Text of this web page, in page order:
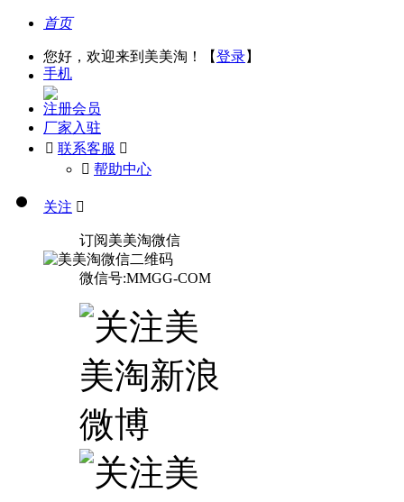
首页
您好，欢迎来到美美淘！【登录】
手机
注册会员
厂家入驻
 联系客服 
󰅃 帮助中心
关注 
订阅美美淘微信
微信号:MMGG-COM